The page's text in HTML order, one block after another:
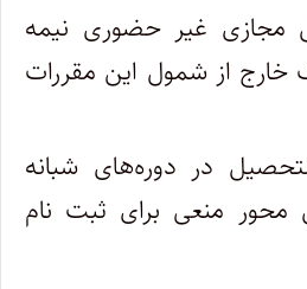
مجازی غیر حضوری نیمه
از شمول این مقررات
در دوره‌های شبانه
منعی برای ثبت نام